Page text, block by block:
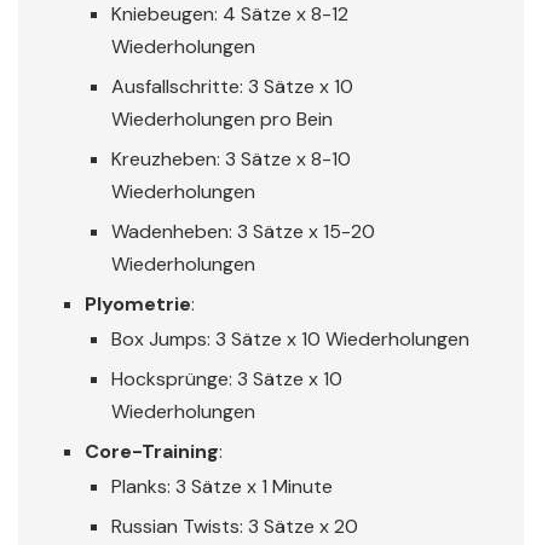
Kniebeugen: 4 Sätze x 8-12
Wiederholungen
Ausfallschritte: 3 Sätze x 10
Wiederholungen pro Bein
Kreuzheben: 3 Sätze x 8-10
Wiederholungen
Wadenheben: 3 Sätze x 15-20
Wiederholungen
Plyometrie:
Box Jumps: 3 Sätze x 10 Wiederholungen
Hocksprünge: 3 Sätze x 10
Wiederholungen
Core-Training:
Planks: 3 Sätze x 1 Minute
Russian Twists: 3 Sätze x 20